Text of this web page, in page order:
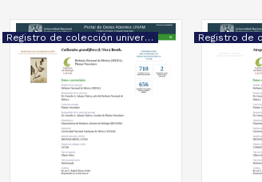
Registro de colección universitaria